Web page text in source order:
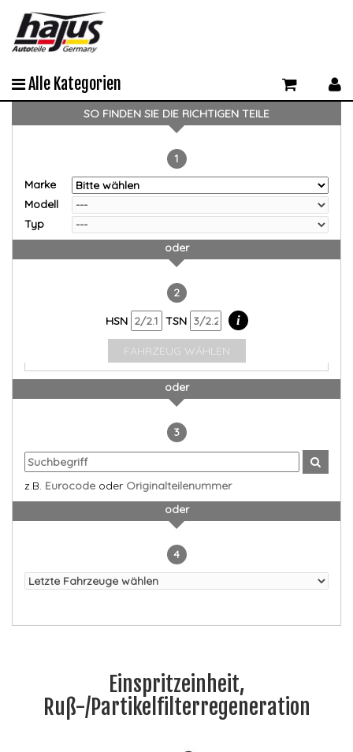
Alle Kategorien
SO FINDEN SIE DIE RICHTIGEN TEILE
1
Marke
Modell
Typ
oder
2
HSN
TSN i
FAHRZEUG WÄHLEN
oder
3
z.B. Eurocode oder Originalteilenummer
oder
4
Einspritzeinheit,
Ruß-/Partikelfilterregeneration